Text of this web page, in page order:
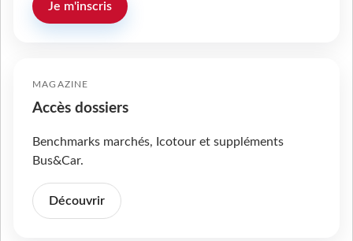
Je m'inscris
MAGAZINE
Accès dossiers
Benchmarks marchés, Icotour et suppléments
Bus&Car.
Découvrir